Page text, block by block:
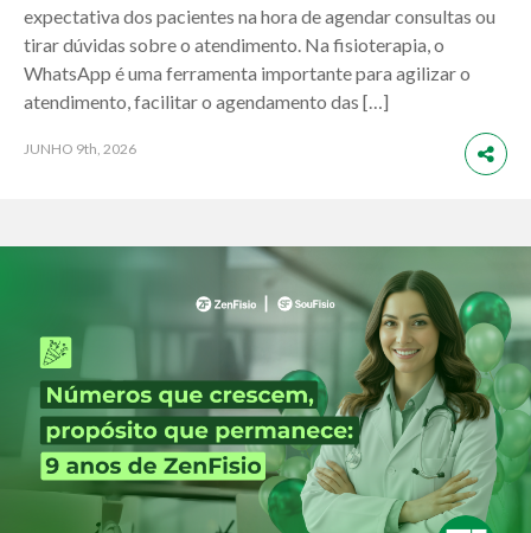
expectativa dos pacientes na hora de agendar consultas ou
tirar dúvidas sobre o atendimento. Na fisioterapia, o
WhatsApp é uma ferramenta importante para agilizar o
atendimento, facilitar o agendamento das […]
JUNHO 9th, 2026